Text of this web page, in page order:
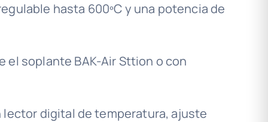
hasta 600ºC y una potencia de
soplante BAK-Air Sttion o con
lector digital de temperatura, ajuste